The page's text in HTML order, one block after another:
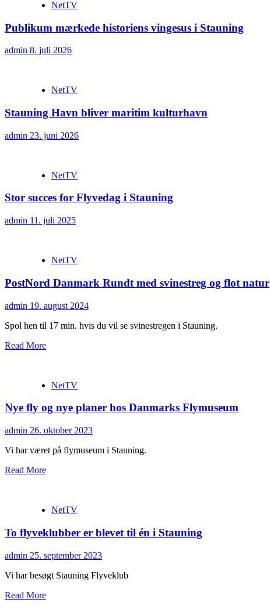
NetTV
Publikum mærkede historiens vingesus i Stauning
admin 8. juli 2026
NetTV
Stauning Havn bliver maritim kulturhavn
admin 23. juni 2026
NetTV
Stor succes for Flyvedag i Stauning
admin 11. juli 2025
NetTV
PostNord Danmark Rundt med svinestreg og flot natur
admin 19. august 2024
Spol hen til 17 min. hvis du vil se svinestregen i Stauning.
Read More
NetTV
Nye fly og nye planer hos Danmarks Flymuseum
admin 26. oktober 2023
Vi har været på flymuseum i Stauning.
Read More
NetTV
To flyveklubber er blevet til én i Stauning
admin 25. september 2023
Vi har besøgt Stauning Flyveklub
Read More